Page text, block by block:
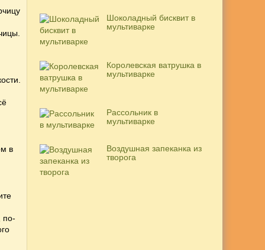
в
по-
Шоколадный бисквит в
мультиварке
Королевская ватрушка в
мультиварке
Рассольник в
мультиварке
Воздушная запеканка из
творога